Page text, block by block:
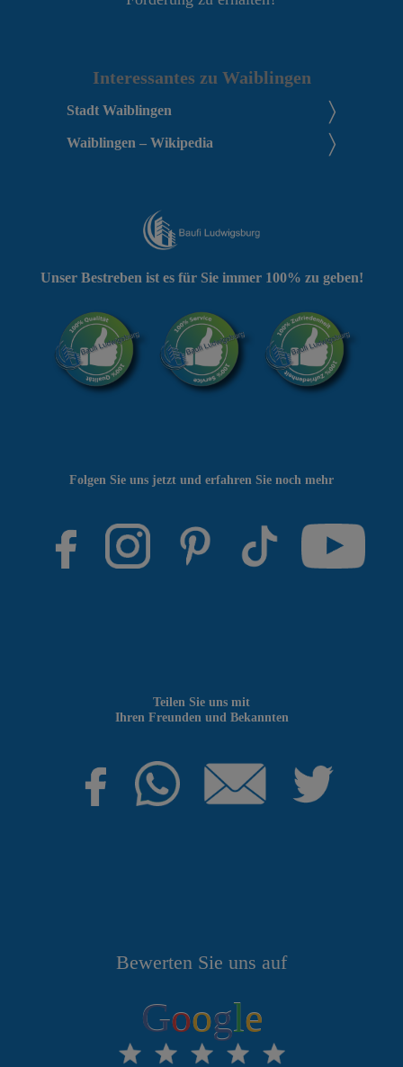
Interessantes zu Waiblingen
Stadt Waiblingen
Waiblingen – Wikipedia
Bewerten Sie uns auf
Google
Teilen Sie uns mit
Ihren Freunden und Bekannten
Folgen Sie uns jetzt und erfahren Sie noch mehr
Unser Bestreben ist es für Sie immer 100% zu geben!